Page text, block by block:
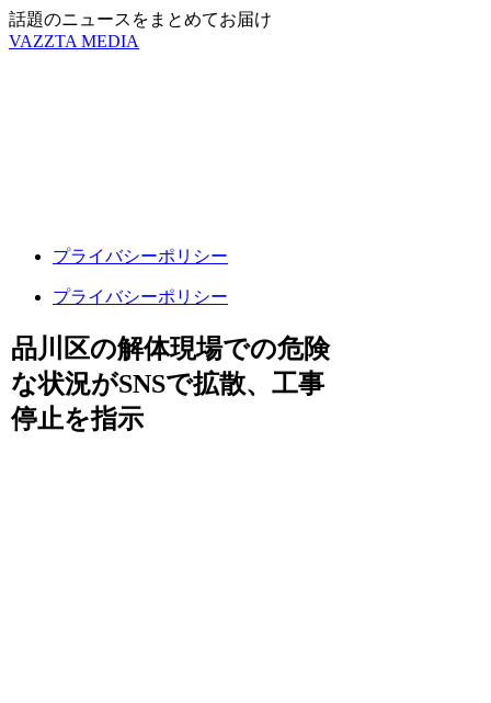
話題のニュースをまとめてお届け
VAZZTA MEDIA
プライバシーポリシー
プライバシーポリシー
品川区の解体現場での危険
な状況がSNSで拡散、工事
停止を指示